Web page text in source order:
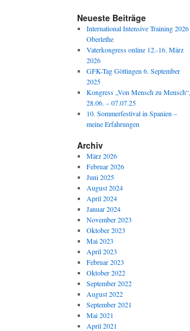
Neueste Beiträge
International Intensive Training 2026
Oberlethe
Vaterkongress online 12.-16. März
2026
GFK-Tag Göttingen 6. September
2025
Kongress „Von Mensch zu Mensch“,
28.06. – 07.07.25
10. Sommerfestival in Spanien –
meine Erfahrungen
Archiv
März 2026
Februar 2026
Juni 2025
August 2024
April 2024
Januar 2024
November 2023
Oktober 2023
Mai 2023
April 2023
Februar 2023
Oktober 2022
September 2022
August 2022
September 2021
Mai 2021
April 2021